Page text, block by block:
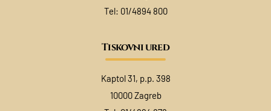
Tel: 01/4894 800
Tiskovni ured
Kaptol 31, p.p. 398
10000 Zagreb